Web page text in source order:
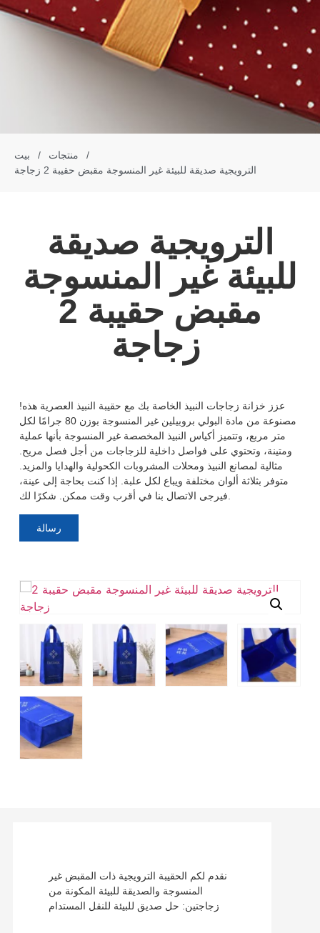
بيت / منتجات
/
الترويجية صديقة
للبيئة غير المنسوجة
مقبض حقيبة 2
زجاجة
عزز خزانة زجاجات النبيذ الخاصة بك مع حقيبة النبيذ العصرية هذه!
مصنوعة من مادة البولي بروبيلين غير المنسوجة بوزن 80 جرامًا لكل
متر مربع، وتتميز أكياس النبيذ المخصصة غير المنسوجة بأنها عملية
ومتينة، وتحتوي على فواصل داخلية للزجاجات من أجل فصل مريح.
مثالية لمصانع النبيذ ومحلات المشروبات الكحولية والهدايا والمزيد.
متوفر بثلاثة ألوان مختلفة ويباع لكل علبة. إذا كنت بحاجة إلى عينة،
فيرجى الاتصال بنا في أقرب وقت ممكن. شكرًا لك.
رسالة
نقدم لكم الحقيبة الترويجية ذات المقبض غير
المنسوجة والصديقة للبيئة المكونة من
زجاجتين: حل صديق للبيئة للنقل المستدام